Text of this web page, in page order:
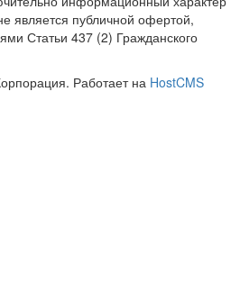
является публичной офертой,
Статьи 437 (2) Гражданского
Работает на HostCMS